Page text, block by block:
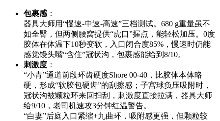
包裹感 ：
器具大师用“慢速-中速-高速”三档测试。680 g重量虽不
如全臀，但两侧腰窝提供“虎口”握点，能轻松加压。0度
胶体在体温下10秒变软，入口闭合度85%，慢速时仍能
感觉馒头嘴“含住”冠状沟，包裹感能给到8/10。
刺激度 ：
“小青”通道前段环齿硬度Shore 00-40，比胶体本体略
硬，形成“软胶包硬齿”的刮擦感；子宫球负压吸附时，
冠状沟被颗粒环来回扫刮，刺激度直接拉满，器具大师
给9/10，老司机速攻3分钟红温警告。
“白妻”后庭入口紧缩+九曲环，吸附感更强，但颗粒较